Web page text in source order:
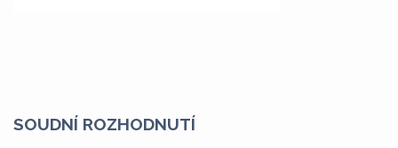
SOUDNÍ ROZHODNUTÍ